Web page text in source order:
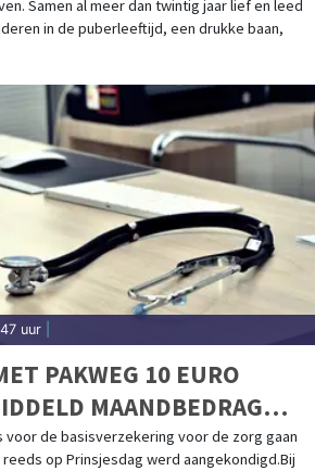
Samen al meer dan twintig jaar lief en leed
in de puberleeftijd, een drukke baan,
uur
PAKWEG 10 EURO
MAANDBEDRAG
EURO
voor de basisverzekering voor de zorg gaan
op Prinsjesdag werd aangekondigd.Bij